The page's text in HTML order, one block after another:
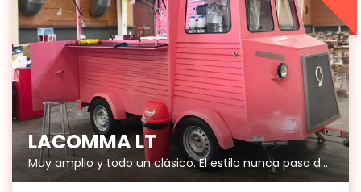
LACOMMA LT
Muy amplio y todo un clásico. El estilo nunca pasa de moda.